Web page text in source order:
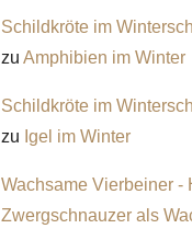
Schildkröte im
zu Amphibien im Winter
Schildkröte im
zu Igel im Winter
Wachsame Vierbeiner -
Zwergschnauzer als